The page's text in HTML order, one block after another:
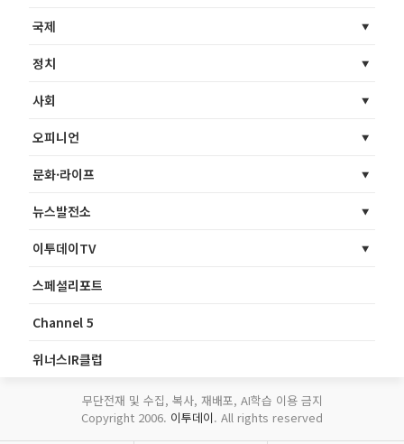
국제
정치
사회
오피니언
문화·라이프
뉴스발전소
이투데이TV
스페셜리포트
Channel 5
위너스IR클럽
무단전재 및 수집, 복사, 재배포, AI학습 이용 금지
Copyright 2006. 이투데이. All rights reserved